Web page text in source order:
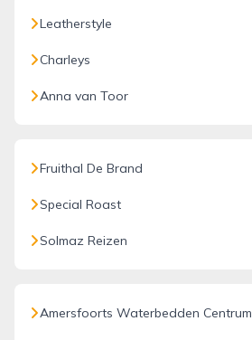
Leatherstyle
Charleys
Anna van Toor
Fruithal De Brand
Special Roast
Solmaz Reizen
Amersfoorts Waterbedden Centrum